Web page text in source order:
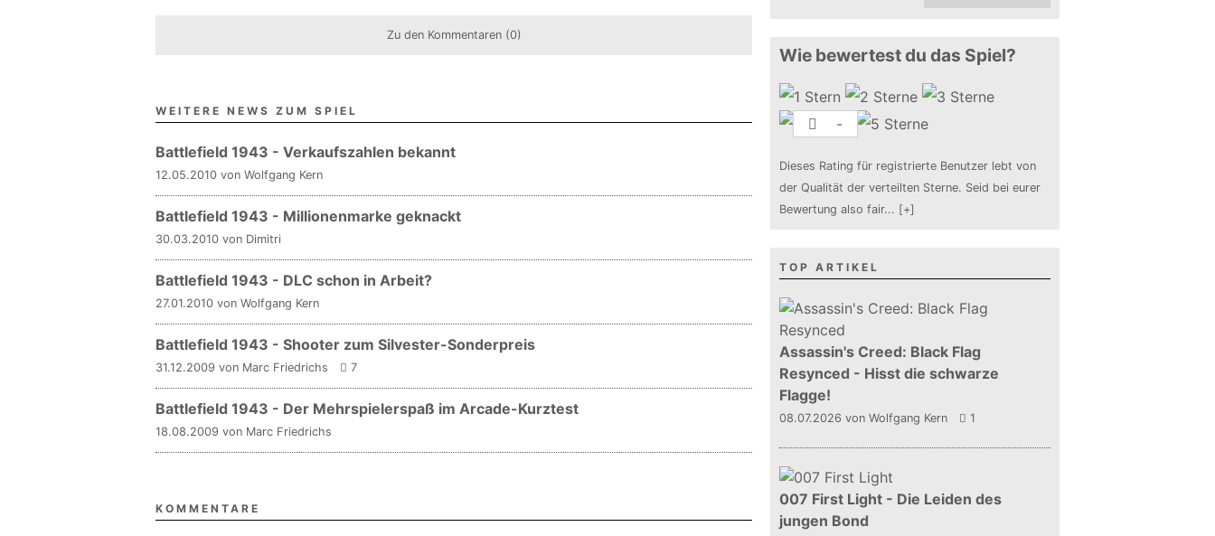
Zu den Kommentaren (0)
WEITERE NEWS ZUM SPIEL
Battlefield 1943 - Verkaufszahlen bekannt
12.05.2010 von Wolfgang Kern
Battlefield 1943 - Millionenmarke geknackt
30.03.2010 von Dimitri
Battlefield 1943 - DLC schon in Arbeit?
27.01.2010 von Wolfgang Kern
Battlefield 1943 - Shooter zum Silvester-Sonderpreis
31.12.2009 von Marc Friedrichs 7
Battlefield 1943 - Der Mehrspielerspaß im Arcade-Kurztest
18.08.2009 von Marc Friedrichs
KOMMENTARE
Wie bewertest du das Spiel?
-
Dieses Rating für registrierte Benutzer lebt von
der Qualität der verteilten Sterne. Seid bei eurer
Bewertung also fair... [+]
TOP ARTIKEL
Assassin's Creed: Black Flag
Resynced - Hisst die schwarze
Flagge!
08.07.2026 von Wolfgang Kern 1
007 First Light - Die Leiden des
jungen Bond